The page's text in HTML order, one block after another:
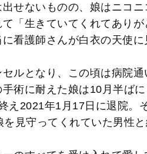
せないものの、娘はニコ
「生きていてくれてあり
看護師さんが白衣の天使に
ルとなり、この頃は病院
術に耐えた娘は10月半ば
え2021年1月17日に退院。
見守ってくれていた男性と